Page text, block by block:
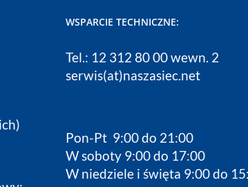
WSPARCIE TECHNICZNE:
Tel.: 12 312 80 00 wewn. 2
serwis(at)naszasiec.net
Pon-Pt 9:00 do 21:00
W soboty 9:00 do 17:00
W niedziele i święta 9:00 do